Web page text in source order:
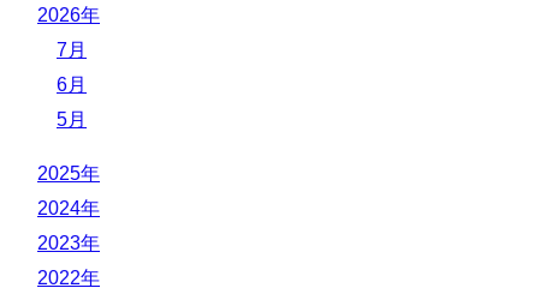
2026年
7月
6月
5月
2025年
2024年
2023年
2022年